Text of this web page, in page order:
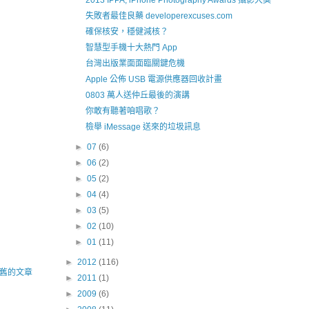
的文章
失敗者最佳良藥 developerexcuses.com
確保核安，穩健減核？
智慧型手機十大熱門 App
台灣出版業面面臨關鍵危機
Apple 公佈 USB 電源供應器回收計畫
0803 萬人送仲丘最後的演講
你敢有聽著咱唱歌？
檢舉 iMessage 送來的垃圾訊息
►07(6)
►06(2)
►05(2)
►04(4)
►03(5)
►02(10)
►01(11)
► 2012 (116)
► 2011 (1)
► 2009 (6)